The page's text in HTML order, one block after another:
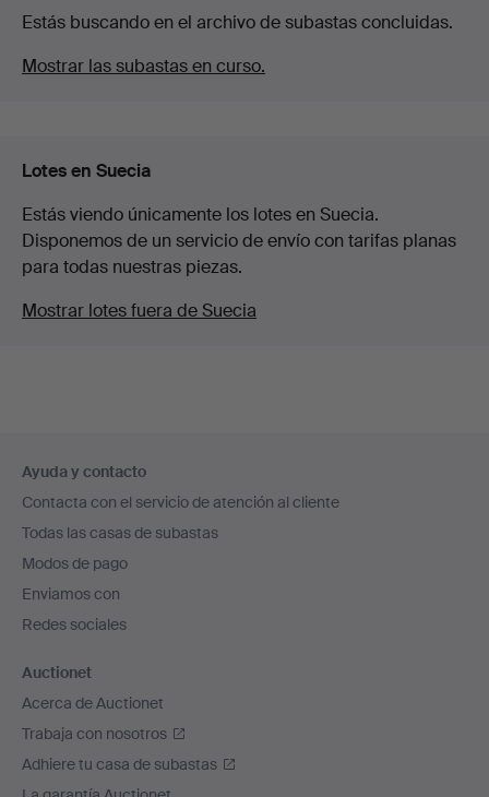
Estás buscando en el archivo de subastas concluidas.
Mostrar las subastas en curso.
Lotes en Suecia
Estás viendo únicamente los lotes en Suecia.
Disponemos de un servicio de envío con tarifas planas
para todas nuestras piezas.
Mostrar lotes fuera de Suecia
en
el
pie
de
página
Ayuda y contacto
Contacta con el servicio de atención al cliente
Todas las casas de subastas
Modos de pago
Enviamos con
Redes sociales
Auctionet
Acerca de Auctionet
Trabaja con nosotros
Adhiere tu casa de subastas